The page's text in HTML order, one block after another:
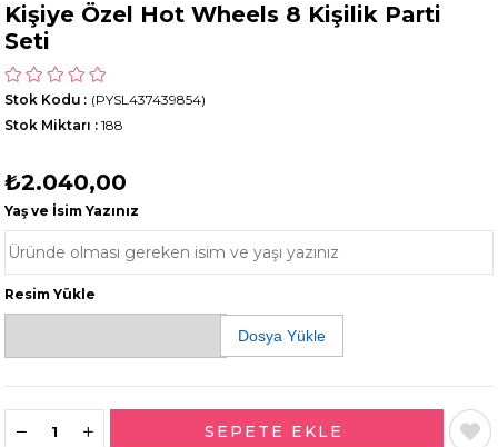
Kişiye Özel Hot Wheels 8 Kişilik Parti
Seti
(PYSL437439854)
Stok Kodu
Stok Miktarı : 188
₺2.040,00
Yaş ve İsim Yazınız
Resim Yükle
Dosya Yükle